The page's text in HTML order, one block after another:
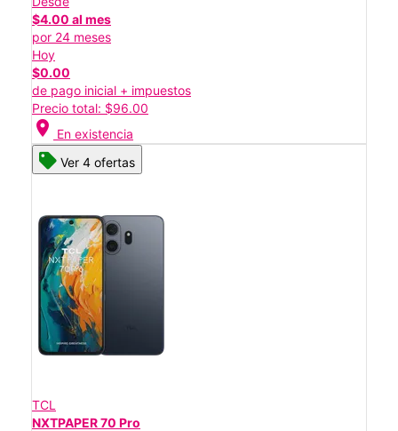
$4.00 al mes
por 24 meses
Hoy
$0.00
de pago inicial + impuestos
Precio total: $96.00
location_on En existencia
Ver 4 ofertas
TCL
NXTPAPER 70 Pro